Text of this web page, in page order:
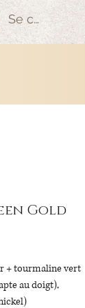
Se connecter
Gold
+ tourmaline vert
au doigt),